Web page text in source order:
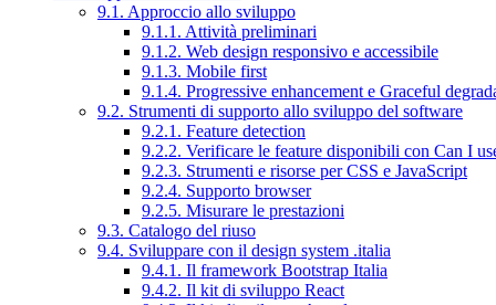
9.1. Approccio allo sviluppo
9.1.1. Attività preliminari
9.1.2. Web design responsivo e accessibile
9.1.3. Mobile first
9.1.4. Progressive enhancement e Graceful
9.2. Strumenti di supporto allo sviluppo del software
9.2.1. Feature detection
9.2.2. Verificare le feature disponibili con Can I
9.2.3. Strumenti e risorse per CSS e JavaScript
9.2.4. Supporto browser
9.2.5. Misurare le prestazioni
9.3. Catalogo del riuso
9.4. Sviluppare con il design system .italia
9.4.1. Il framework Bootstrap Italia
9.4.2. Il kit di sviluppo React